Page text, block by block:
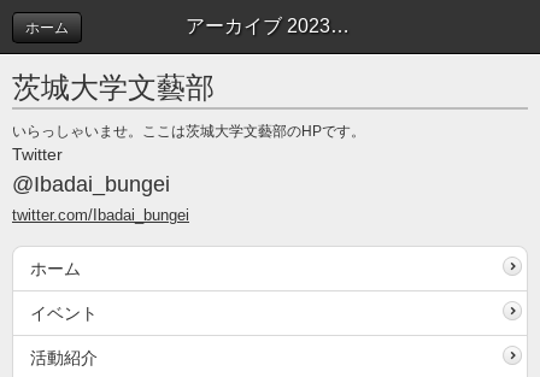
アーカイブ 2023年01月 | 文藝部オンラインノート
ホーム
茨城大学文藝部
いらっしゃいませ。ここは茨城大学文藝部のHPです。
Twitter
@Ibadai_bungei
twitter.com/Ibadai_bungei
ホーム
イベント
活動紹介